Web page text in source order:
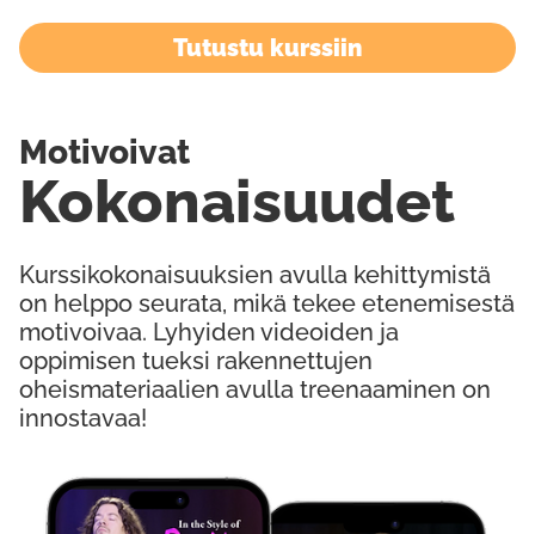
Tutustu kurssiin
Kurssikokonaisuuksien avulla kehittymistä
on helppo seurata, mikä tekee etenemisestä
motivoivaa. Lyhyiden videoiden ja
oppimisen tueksi rakennettujen
oheismateriaalien avulla treenaaminen on
innostavaa!
Kokonaisuudet
Motivoivat